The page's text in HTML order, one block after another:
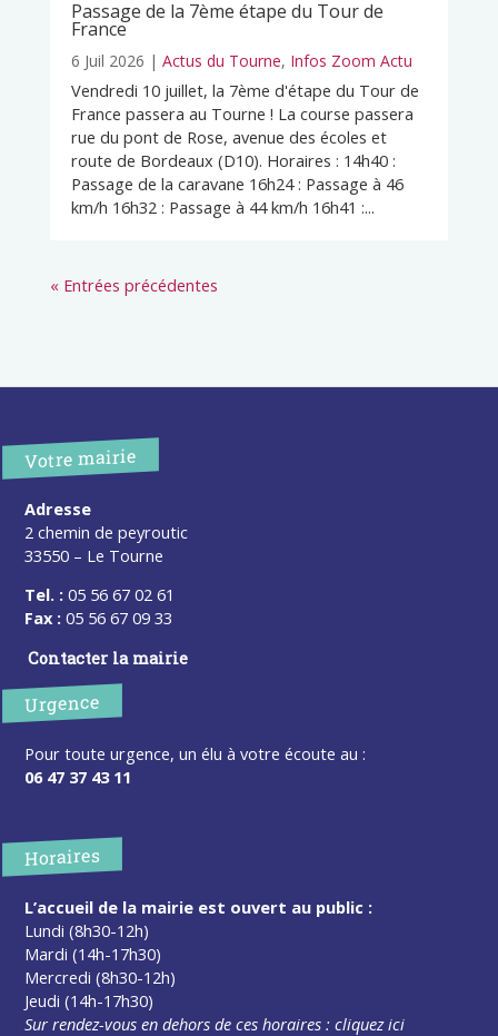
Passage de la 7ème étape du Tour de
France
6 Juil 2026 | Actus du Tourne, Infos Zoom Actu
Vendredi 10 juillet, la 7ème d'étape du Tour de
France passera au Tourne ! La course passera
rue du pont de Rose, avenue des écoles et
route de Bordeaux (D10). Horaires : 14h40 :
Passage de la caravane 16h24 : Passage à 46
km/h 16h32 : Passage à 44 km/h 16h41 :...
« Entrées précédentes
Votre mairie
Adresse
2 chemin de peyroutic
33550 – Le Tourne
Tel. : 05 56 67 02 61
Fax : 05 56 67 09 33
Contacter la mairie
Urgence
Pour toute urgence, un élu à votre écoute au :
06 47 37 43 11
Horaires
L’accueil de la mairie est ouvert au public :
Lundi (8h30-12h)
Mardi (14h-17h30)
Mercredi (8h30-12h)
Jeudi (14h-17h30)
Sur rendez-vous en dehors de ces horaires :cliquez ici